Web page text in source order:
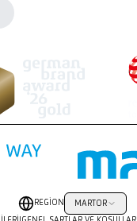
REGION MARTOR